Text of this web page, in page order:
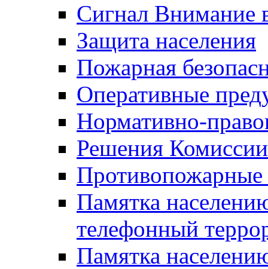
Сигнал Внимание
Защита населения
Пожарная
Оперативные
Нормативно-
Решения
Противопожарные
Памятка
телефонный
Памятка